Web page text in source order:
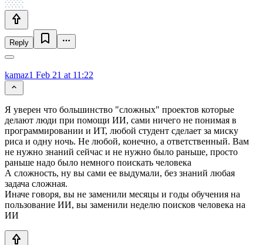
Reply
kamaz1 Feb 21 at 11:22
Я уверен что большинство "сложных" проектов которые
делают люди при помощи ИИ, сами ничего не понимая в
программировании и ИТ, любой студент сделает за миску
риса и одну ночь. Не любой, конечно, а ответственный. Вам
не нужно знаний сейчас и не нужно было раньше, просто
раньше надо было немного поискать человека
А сложность, ну вы сами ее выдумали, без знаний любая
задача сложная.
Иначе говоря, вы не заменили месяцы и годы обучения на
пользование ИИ, вы заменили неделю поисков человека на
ИИ